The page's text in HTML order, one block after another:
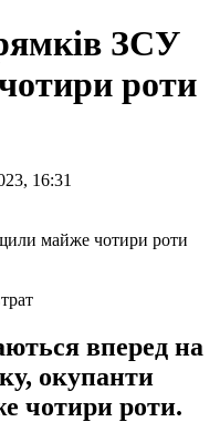
ЗСУ
роти
16:31
вперед на
окупанти
чотири роти.